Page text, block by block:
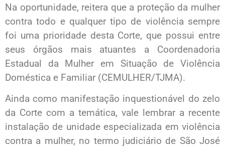
Na oportunidade, reitera que a proteção da mulher
contra todo e qualquer tipo de violência sempre
foi uma prioridade desta Corte, que possui entre
seus órgãos mais atuantes a Coordenadoria
Estadual da Mulher em Situação de Violência
Doméstica e Familiar (CEMULHER/TJMA).
Ainda como manifestação inquestionável do zelo
da Corte com a temática, vale lembrar a recente
instalação de unidade especializada em violência
contra a mulher, no termo judiciário de São José